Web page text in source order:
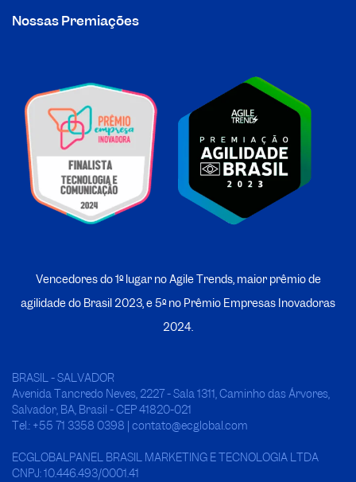
Nossas Premiações
Vencedores do 1º lugar no Agile Trends, maior prêmio de
agilidade do Brasil 2023, e 5º no Prêmio Empresas Inovadoras
2024.
BRASIL - SALVADOR
Avenida Tancredo Neves, 2227 - Sala 1311, Caminho das Árvores,
Salvador, BA, Brasil - CEP 41820-021
Tel.: +55 71 3358 0398 | contato@ecglobal.com
ECGLOBALPANEL BRASIL MARKETING E TECNOLOGIA LTDA
CNPJ: 10.446.493/0001.41